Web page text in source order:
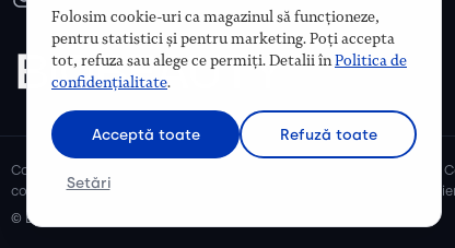
Cosmetice bio și naturale, ulei de argan, ulei de cocos, unt de shea.
cosmetice naturale pentru mămici și copii, cosmetice organice
© Biobeauty 2026. Toate drepturile rezervate.
Folosim cookie-uri ca magazinul să funcționeze,
pentru statistici și pentru marketing. Poți accepta
tot, refuza sau alege ce permiți. Detalii înPolitica de
confidențialitate.
Acceptă toate Refuză toate
Setări